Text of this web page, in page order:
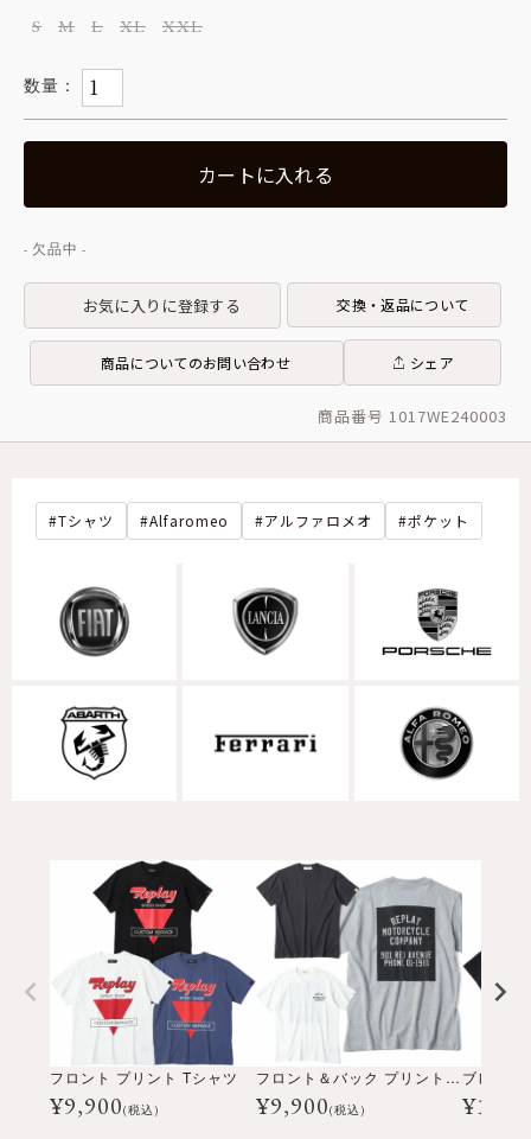
S
M L XL XXL
カートに入れる
お気に入りに登録する 交換・返品について
商品についてのお問い合わせ シェア
商品番号 1017WE240003
Tシャツ Alfaromeo アルファロメオ ポケット
フロント プリント Tシャツ
¥9,900(税込)
フロント＆バック プリント Tシャツ
¥9,900(税込) ¥